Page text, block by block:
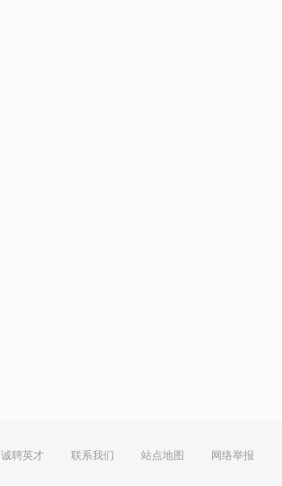
诚聘英才 联系我们 站点地图 网络举报